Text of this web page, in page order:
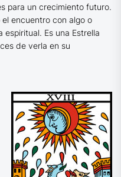
para un crecimiento futuro.
encuentro con algo o
Es una Estrella
de verla en su